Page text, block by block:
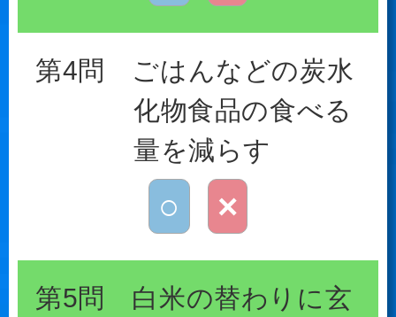
第4問 ごはんなどの炭水
化物食品の食べる
量を減らす
○ ×
第5問 白米の替わりに玄